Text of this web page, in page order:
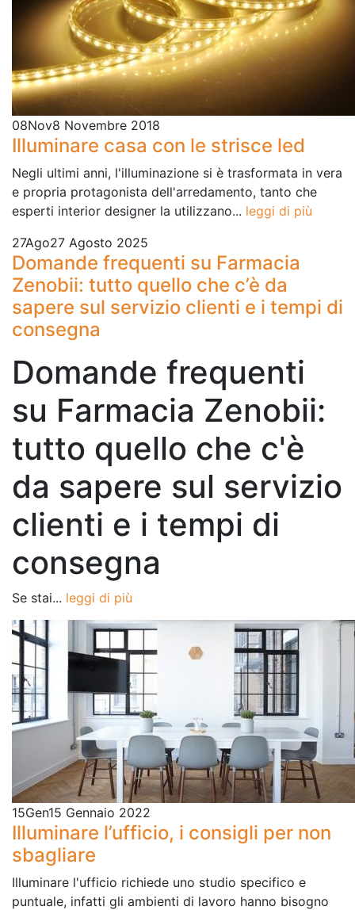
08Nov8 Novembre 2018
Illuminare casa con le strisce led
Negli ultimi anni, l'illuminazione si è trasformata in vera
e propria protagonista dell'arredamento, tanto che
esperti interior designer la utilizzano... leggi di più
27Ago27 Agosto 2025
Domande frequenti su Farmacia
Zenobii: tutto quello che c’è da
sapere sul servizio clienti e i tempi di
consegna
Domande frequenti
su Farmacia Zenobii:
tutto quello che c'è
da sapere sul servizio
clienti e i tempi di
consegna
Se stai... leggi di più
15Gen15 Gennaio 2022
Illuminare l’ufficio, i consigli per non
sbagliare
Illuminare l'ufficio richiede uno studio specifico e
puntuale, infatti gli ambienti di lavoro hanno bisogno